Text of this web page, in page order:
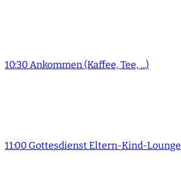
10:30 Ankommen (Kaffee, Tee, ...)
11:00 Gottesdienst Eltern-Kind-Lounge